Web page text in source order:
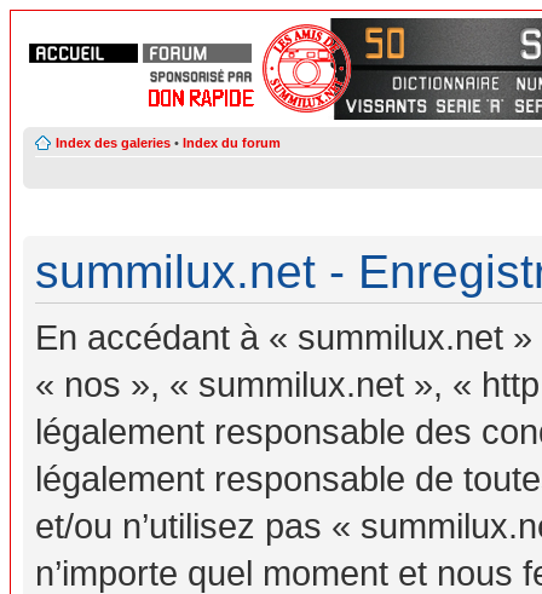
Index des galeries • Index du forum
summilux.net -
En accédant à « summilux.net
« nos », « summilux.net », «
légalement responsable des
légalement responsable de
et/ou n’utilisez pas «
n’importe quel moment et